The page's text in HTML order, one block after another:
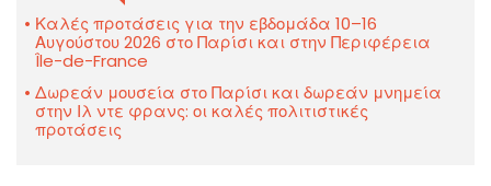
Καλές προτάσεις για την εβδομάδα 10–16
Αυγούστου 2026 στο Παρίσι και στην Περιφέρεια
Île-de-France
Δωρεάν μουσεία στο Παρίσι και δωρεάν μνημεία
στην Ιλ ντε φρανς: οι καλές πολιτιστικές
προτάσεις